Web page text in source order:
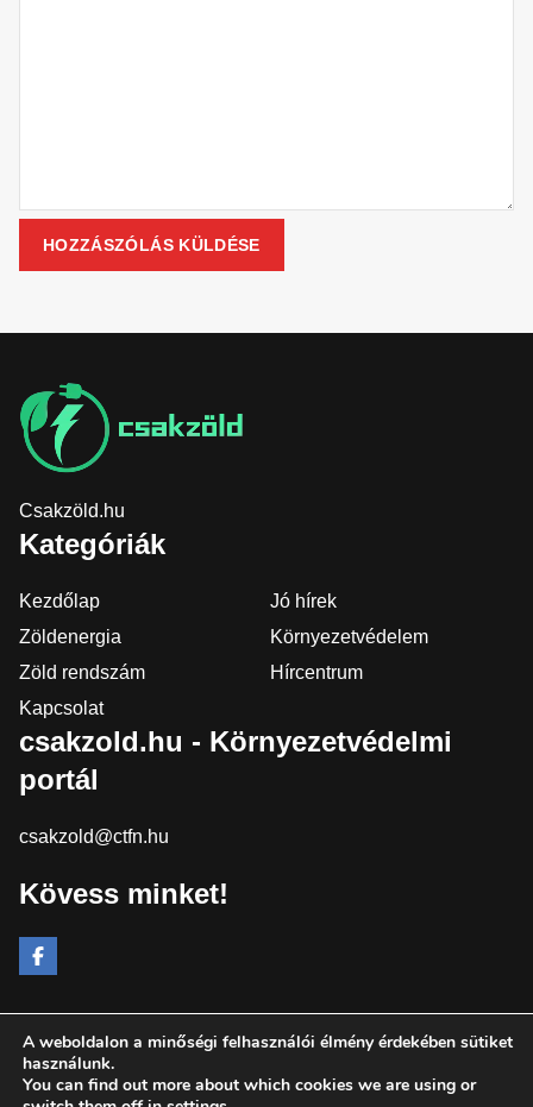
Csakzöld.hu
Kategóriák
Kezdőlap
Jó hírek
Zöldenergia
Környezetvédelem
Zöld rendszám
Hírcentrum
Kapcsolat
csakzold.hu - Környezetvédelmi
portál
csakzold@ctfn.hu
Kövess minket!
Copyright © 2024 csakzold.hu. Minden jog fenntartva.
Általános Szerződési Feltételek
A weboldalon a minőségi felhasználói élmény érdekében sütiket
használunk.
You can find out more about which cookies we are using or